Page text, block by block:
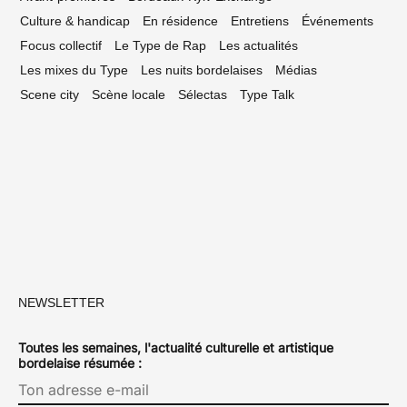
Culture & handicap
En résidence Entretiens
Événements
Focus collectif
Le Type de Rap
Les actualités
Les mixes du Type
Les nuits bordelaises
Médias
Scene city
Scène locale Sélectas Type Talk
NEWSLETTER
Toutes les semaines, l'actualité culturelle et artistique
bordelaise résumée :